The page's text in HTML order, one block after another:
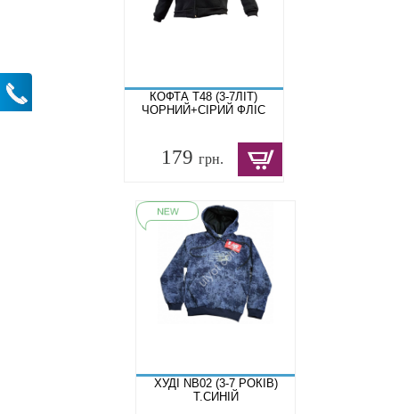
КОФТА T48 (3-7ЛІТ)
ЧОРНИЙ+СІРИЙ ФЛІС
179 грн.
ХУДІ NB02 (3-7 РОКІВ)
Т.СИНІЙ